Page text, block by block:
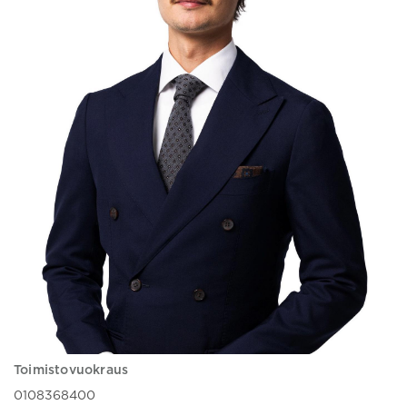
Toimistovuokraus
0108368400